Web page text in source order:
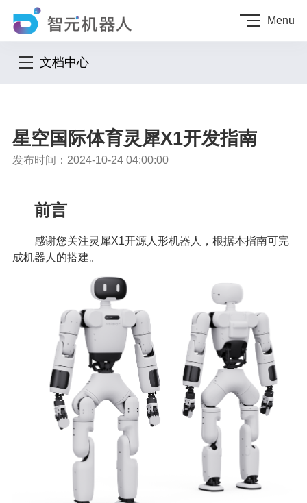
Menu
文档中心
星空国际体育灵犀X1开发指南
发布时间：2024-10-24 04:00:00
前言
感谢您关注灵犀X1开源人形机器人，根据本指南可完
成机器人的搭建。